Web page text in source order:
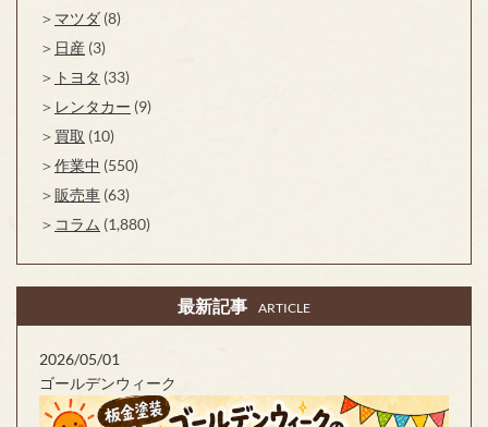
マツダ (8)
日産 (3)
トヨタ (33)
レンタカー (9)
買取 (10)
作業中 (550)
販売車 (63)
コラム (1,880)
最新記事 ARTICLE
2026/05/01
ゴールデンウィーク